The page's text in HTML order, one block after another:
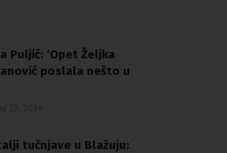
Puljić: ‘Opet Željka
poslala nešto u
tučnjave u Blažuju: